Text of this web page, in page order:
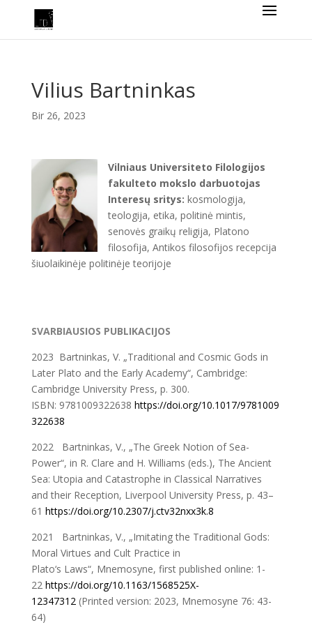
Vilius Bartninkas
Bir 26, 2023
Vilniaus Universiteto Filologijos
fakulteto mokslo darbuotojas
Interesų sritys: kosmologija,
teologija, etika, politinė mintis,
senovės graikų religija, Platono
filosofija, Antikos filosofijos recepcija
šiuolaikinėje politinėje teorijoje
SVARBIAUSIOS PUBLIKACIJOS
2023 Bartninkas, V. „Traditional and Cosmic Gods in
Later Plato and the Early Academy“, Cambridge:
Cambridge University Press, p. 300.
ISBN: 9781009322638 https://doi.org/10.1017/9781009
322638
2022 Bartninkas, V., „The Greek Notion of Sea-
Power“, in R. Clare and H. Williams (eds.), The Ancient
Sea: Utopia and Catastrophe in Classical Narratives
and their Reception, Liverpool University Press, p. 43–
61 https://doi.org/10.2307/j.ctv32nxx3k.8
2021 Bartninkas, V., „Imitating the Traditional Gods:
Moral Virtues and Cult Practice in
Plato‘s Laws“, Mnemosyne, first published online: 1-
22 https://doi.org/10.1163/1568525X-
12347312(Printed version: 2023, Mnemosyne 76: 43-
64)